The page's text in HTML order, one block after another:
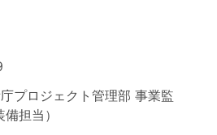
プロジェクト管理部 事業監
担当）